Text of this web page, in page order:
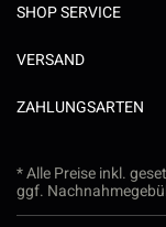
SHOP SERVICE
VERSAND
ZAHLUNGSARTEN
* Alle Preise inkl.
ggf.